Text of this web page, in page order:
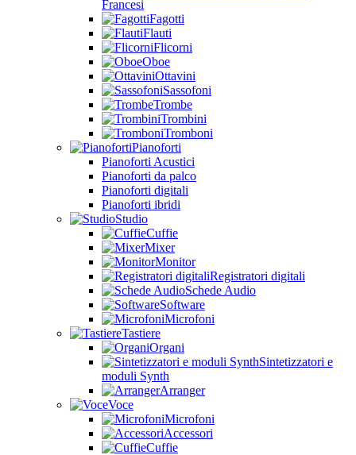
Francesi
Fagotti
Flauti
Flicorni
Oboe
Ottavini
Sassofoni
Trombe
Trombini
Tromboni
Pianoforti
Pianoforti Acustici
Pianoforti da palco
Pianoforti digitali
Pianoforti ibridi
Studio
Cuffie
Mixer
Monitor
Registratori digitali
Schede Audio
Software
Microfoni
Tastiere
Organi
Sintetizzatori e
moduli Synth
Arranger
Voce
Microfoni
Accessori
Cuffie